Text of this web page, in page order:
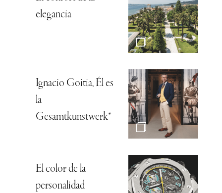
elegancia
Ignacio Goitia, Él es
la
Gesamtkunstwerk*
El color de la
personalidad